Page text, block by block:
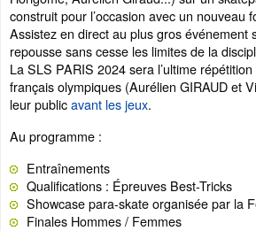
construit pour l’occasion avec un nouveau
Assistez en direct au plus gros événement
repousse sans cesse les limites de la
La SLS PARIS 2024 sera l’ultime
français olympiques (Aurélien GIRAUD et
leur publicavant les jeux.
Au programme :
Entraînements
Qualifications : Épreuves Best-Tricks
Showcase para-skate organisée par la
Finales Hommes / Femmes